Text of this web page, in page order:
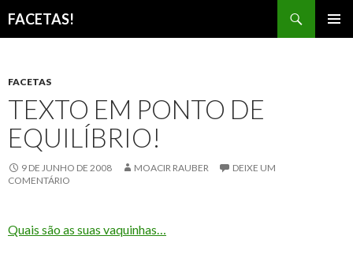
FACETAS!
CONTEÚDO
FACETAS
TEXTO EM PONTO DE
EQUILÍBRIO!
9 DE JUNHO DE 2008 MOACIR RAUBER
DEIXE UM
COMENTÁRIO
Quais são as suas vaquinhas…